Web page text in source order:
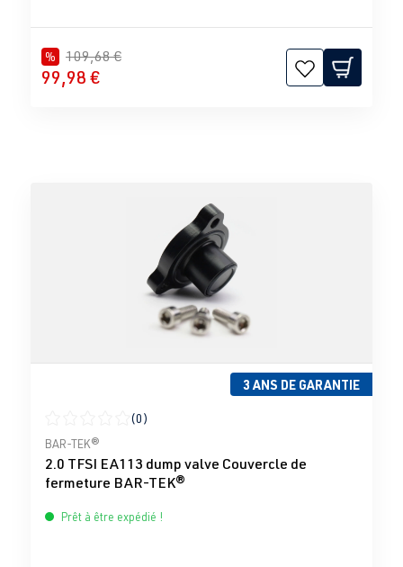
% 109,68 €
99,98 €
3 ANS DE GARANTIE
Note moyenne de 0 sur 5 étoiles
(0)
BAR-TEK®
2.0 TFSI EA113 dump valve Couvercle de
fermeture BAR-TEK®
Prêt à être expédié !